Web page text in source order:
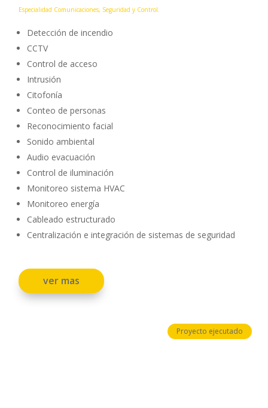
Especialidad Comunicaciones, Seguridad y Control.
Detección de incendio
CCTV
Control de acceso
Intrusión
Citofonía
Conteo de personas
Reconocimiento facial
Sonido ambiental
Audio evacuación
Control de iluminación
Monitoreo sistema HVAC
Monitoreo energía
Cableado estructurado
Centralización e integración de sistemas de seguridad
ver mas
Proyecto ejecutado